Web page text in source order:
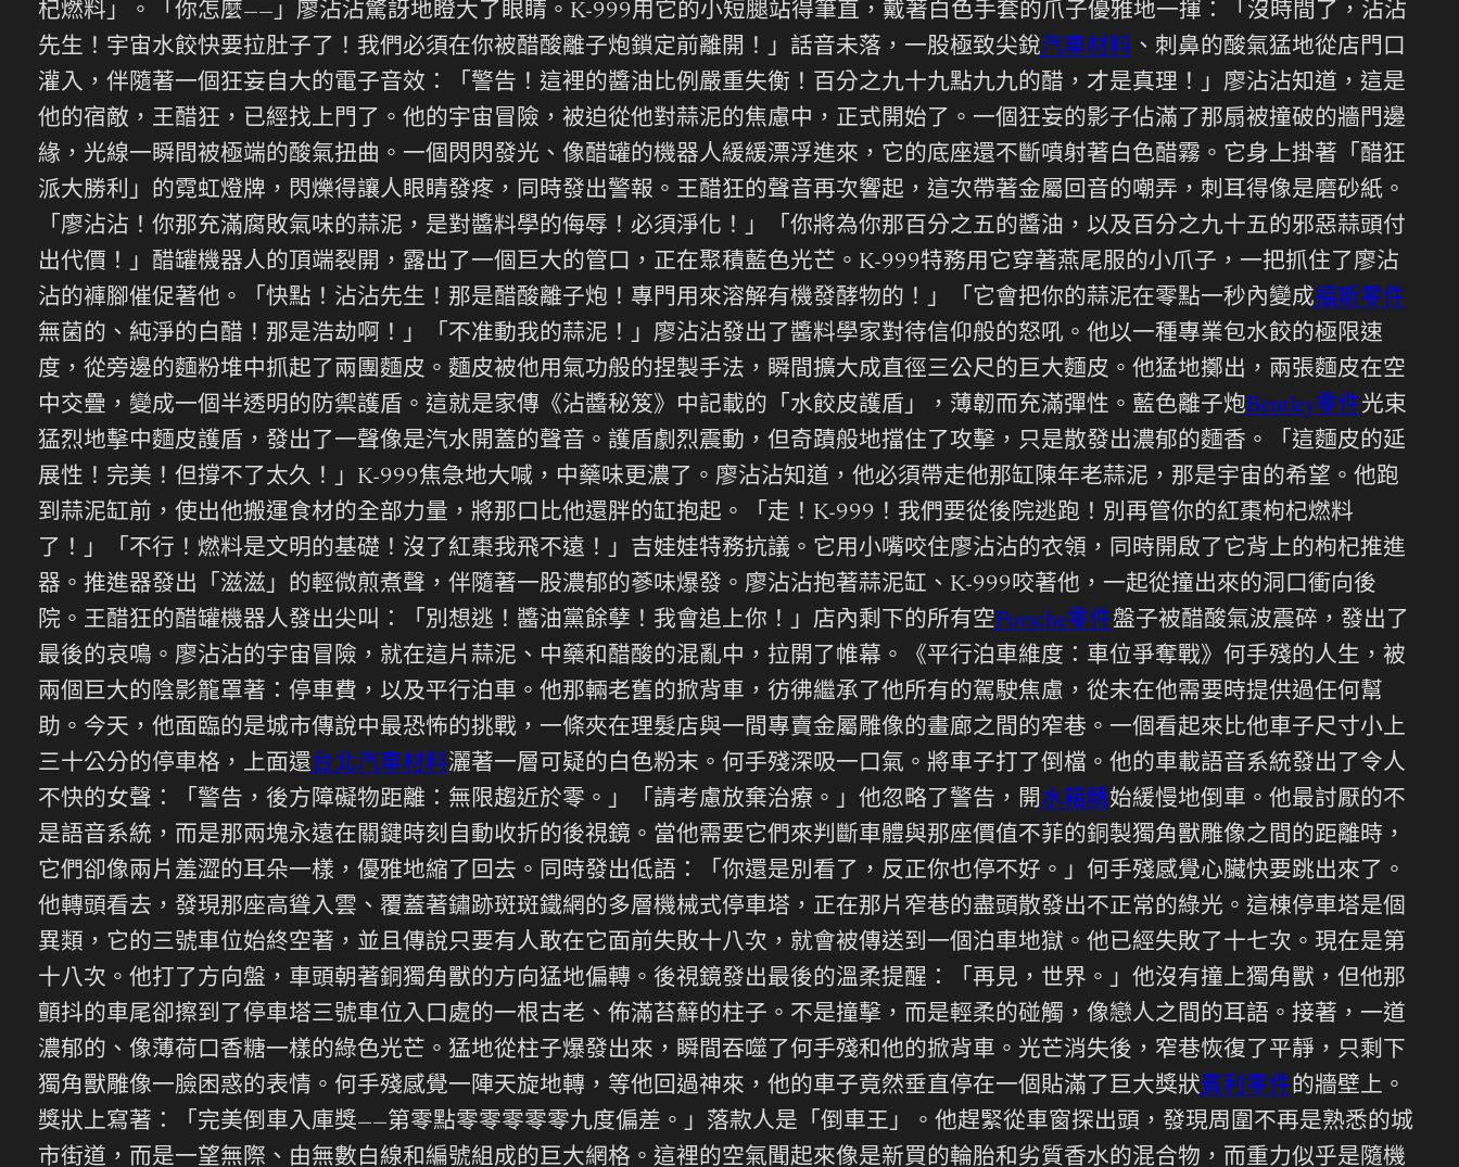
杞燃料」。「你怎麼——」廖沾沾驚訝地瞪大了眼睛。K-999用它的小短腿站得筆直，戴著白色手套的爪子優雅地一揮：「沒時間了，沾沾
先生！宇宙水餃快要拉肚子了！我們必須在你被醋酸離子炮鎖定前離開！」話音未落，一股極致尖銳汽車材料 、刺鼻的酸氣猛地從店門口
灌入，伴隨著一個狂妄自大的電子音效：「警告！這裡的醬油比例嚴重失衡！百分之九十九點九九的醋，才是真理！」廖沾沾知道，這是
他的宿敵，王醋狂，已經找上門了。他的宇宙冒險，被迫從他對蒜泥的焦慮中，正式開始了。一個狂妄的影子佔滿了那扇被撞破的牆門邊
緣，光線一瞬間被極端的酸氣扭曲。一個閃閃發光、像醋罐的機器人緩緩漂浮進來，它的底座還不斷噴射著白色醋霧。它身上掛著「醋狂
派大勝利」的霓虹燈牌，閃爍得讓人眼睛發疼，同時發出警報。王醋狂的聲音再次響起，這次帶著金屬回音的嘲弄，刺耳得像是磨砂紙。
「廖沾沾！你那充滿腐敗氣味的蒜泥，是對醬料學的侮辱！必須淨化！」「你將為你那百分之五的醬油，以及百分之九十五的邪惡蒜頭付
出代價！」醋罐機器人的頂端裂開，露出了一個巨大的管口，正在聚積藍色光芒。K-999特務用它穿著燕尾服的小爪子，一把抓住了廖沾
沾的褲腳催促著他。「快點！沾沾先生！那是醋酸離子炮！專門用來溶解有機發酵物的！」「它會把你的蒜泥在零點一秒內變成福斯零件
無菌的、純淨的白醋！那是浩劫啊！」「不准動我的蒜泥！」廖沾沾發出了醬料學家對待信仰般的怒吼。他以一種專業包水餃的極限速
度，從旁邊的麵粉堆中抓起了兩團麵皮。麵皮被他用氣功般的捏製手法，瞬間擴大成直徑三公尺的巨大麵皮。他猛地擲出，兩張麵皮在空
中交疊，變成一個半透明的防禦護盾。這就是家傳《沾醬秘笈》中記載的「水餃皮護盾」，薄韌而充滿彈性。藍色離子炮Bentley零件光束
猛烈地擊中麵皮護盾，發出了一聲像是汽水開蓋的聲音。護盾劇烈震動，但奇蹟般地擋住了攻擊，只是散發出濃郁的麵香。「這麵皮的延
展性！完美！但撐不了太久！」K-999焦急地大喊，中藥味更濃了。廖沾沾知道，他必須帶走他那缸陳年老蒜泥，那是宇宙的希望。他跑
到蒜泥缸前，使出他搬運食材的全部力量，將那口比他還胖的缸抱起。「走！K-999！我們要從後院逃跑！別再管你的紅棗枸杞燃料
了！」「不行！燃料是文明的基礎！沒了紅棗我飛不遠！」吉娃娃特務抗議。它用小嘴咬住廖沾沾的衣領，同時開啟了它背上的枸杞推進
器。推進器發出「滋滋」的輕微煎煮聲，伴隨著一股濃郁的蔘味爆發。廖沾沾抱著蒜泥缸、K-999咬著他，一起從撞出來的洞口衝向後
院。王醋狂的醋罐機器人發出尖叫：「別想逃！醬油黨餘孽！我會追上你！」店內剩下的所有空Porsche零件盤子被醋酸氣波震碎，發出了
最後的哀鳴。廖沾沾的宇宙冒險，就在這片蒜泥、中藥和醋酸的混亂中，拉開了帷幕。《平行泊車維度：車位爭奪戰》何手殘的人生，被
兩個巨大的陰影籠罩著：停車費，以及平行泊車。他那輛老舊的掀背車，彷彿繼承了他所有的駕駛焦慮，從未在他需要時提供過任何幫
助。今天，他面臨的是城市傳說中最恐怖的挑戰，一條夾在理髮店與一間專賣金屬雕像的畫廊之間的窄巷。一個看起來比他車子尺寸小上
三十公分的停車格，上面還台北汽車材料灑著一層可疑的白色粉末。何手殘深吸一口氣。將車子打了倒檔。他的車載語音系統發出了令人
不快的女聲：「警告，後方障礙物距離：無限趨近於零。」「請考慮放棄治療。」他忽略了警告，開水箱精始緩慢地倒車。他最討厭的不
是語音系統，而是那兩塊永遠在關鍵時刻自動收折的後視鏡。當他需要它們來判斷車體與那座價值不菲的銅製獨角獸雕像之間的距離時，
它們卻像兩片羞澀的耳朵一樣，優雅地縮了回去。同時發出低語：「你還是別看了，反正你也停不好。」何手殘感覺心臟快要跳出來了。
他轉頭看去，發現那座高聳入雲、覆蓋著鏽跡斑斑鐵網的多層機械式停車塔，正在那片窄巷的盡頭散發出不正常的綠光。這棟停車塔是個
異類，它的三號車位始終空著，並且傳說只要有人敢在它面前失敗十八次，就會被傳送到一個泊車地獄。他已經失敗了十七次。現在是第
十八次。他打了方向盤，車頭朝著銅獨角獸的方向猛地偏轉。後視鏡發出最後的溫柔提醒：「再見，世界。」他沒有撞上獨角獸，但他那
顫抖的車尾卻擦到了停車塔三號車位入口處的一根古老、佈滿苔蘚的柱子。不是撞擊，而是輕柔的碰觸，像戀人之間的耳語。接著，一道
濃郁的、像薄荷口香糖一樣的綠色光芒。猛地從柱子爆發出來，瞬間吞噬了何手殘和他的掀背車。光芒消失後，窄巷恢復了平靜，只剩下
獨角獸雕像一臉困惑的表情。何手殘感覺一陣天旋地轉，等他回過神來，他的車子竟然垂直停在一個貼滿了巨大獎狀賓利零件的牆壁上。
獎狀上寫著：「完美倒車入庫獎——第零點零零零零零九度偏差。」落款人是「倒車王」。他趕緊從車窗探出頭，發現周圍不再是熟悉的城
市街道，而是一望無際、由無數白線和編號組成的巨大網格。這裡的空氣聞起來像是新買的輪胎和劣質香水的混合物，而重力似乎是隨機